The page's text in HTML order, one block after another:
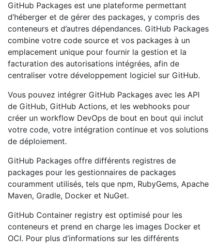
GitHub Packages est une plateforme permettant
d’héberger et de gérer des packages, y compris des
conteneurs et d’autres dépendances. GitHub Packages
combine votre code source et vos packages à un
emplacement unique pour fournir la gestion et la
facturation des autorisations intégrées, afin de
centraliser votre développement logiciel sur GitHub.
Vous pouvez intégrer GitHub Packages avec les API
de GitHub, GitHub Actions, et les webhooks pour
créer un workflow DevOps de bout en bout qui inclut
votre code, votre intégration continue et vos solutions
de déploiement.
GitHub Packages offre différents registres de
packages pour les gestionnaires de packages
couramment utilisés, tels que npm, RubyGems, Apache
Maven, Gradle, Docker et NuGet.
GitHub Container registry est optimisé pour les
conteneurs et prend en charge les images Docker et
OCI. Pour plus d’informations sur les différents